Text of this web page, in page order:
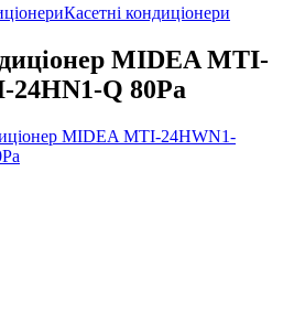
Касетні кондиціонери
MIDEA MTI-
Q 80Pa